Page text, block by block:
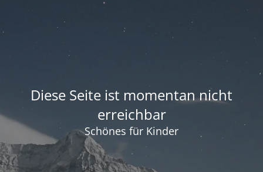
Diese Seite ist momentan nicht
erreichbar
Schönes für Kinder